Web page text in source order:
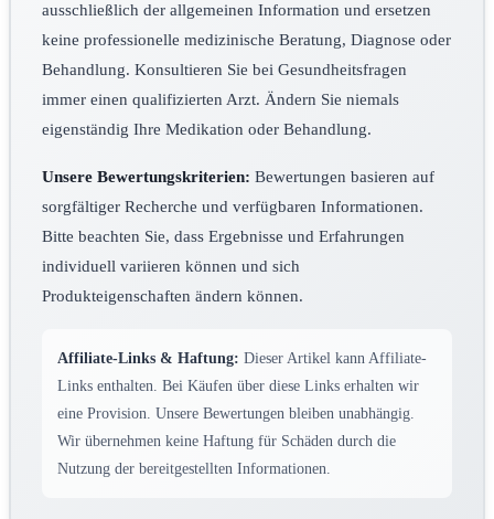
ausschließlich der allgemeinen Information und ersetzen
keine professionelle medizinische Beratung, Diagnose oder
Behandlung. Konsultieren Sie bei Gesundheitsfragen
immer einen qualifizierten Arzt. Ändern Sie niemals
eigenständig Ihre Medikation oder Behandlung.
Unsere Bewertungskriterien: Bewertungen basieren auf
sorgfältiger Recherche und verfügbaren Informationen.
Bitte beachten Sie, dass Ergebnisse und Erfahrungen
individuell variieren können und sich
Produkteigenschaften ändern können.
Affiliate-Links & Haftung: Dieser Artikel kann Affiliate-
Links enthalten. Bei Käufen über diese Links erhalten wir
eine Provision. Unsere Bewertungen bleiben unabhängig.
Wir übernehmen keine Haftung für Schäden durch die
Nutzung der bereitgestellten Informationen.